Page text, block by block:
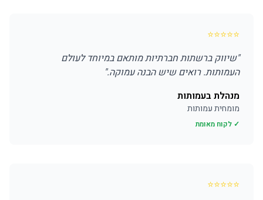
⭐
⭐
⭐
⭐
⭐
"שיווק ברשתות חברתיות מותאם במיוחד לעולם
העמותות. רואים שיש הבנה עמוקה."
מנהלת בעמותות
מומחית עמותות
✓ לקוח מאומת
⭐
⭐
⭐
⭐
⭐